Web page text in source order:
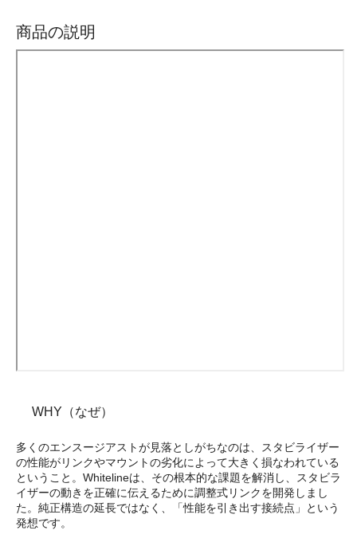
商品の説明
WHY（なぜ）
多くのエンスージアストが見落としがちなのは、スタビライザー
の性能がリンクやマウントの劣化によって大きく損なわれている
ということ。Whitelineは、その根本的な課題を解消し、スタビラ
イザーの動きを正確に伝えるために調整式リンクを開発しまし
た。純正構造の延長ではなく、「性能を引き出す接続点」という
発想です。